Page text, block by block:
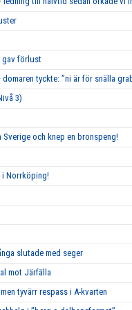
gav förlust
tyckte: ”ni är för snälla
3)
och knep en bronspeng!
i Norrköping!
slutade med seger
mot Järfälla
tyvärr respass i A-kvarten